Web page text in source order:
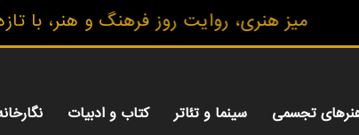
میز هنری، روایت روز فرهنگ و هنر، با
تجسمی سینما و تئاتر کتاب و ادبیات